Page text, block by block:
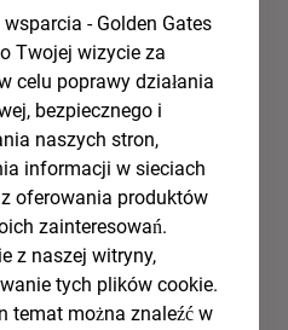
- Golden Gates
Twojej wizycie za
celu poprawy działania
bezpiecznego i
naszych stron,
informacji w sieciach
oferowania produktów
zainteresowań.
z naszej witryny,
tych plików cookie.
temat można znaleźć w